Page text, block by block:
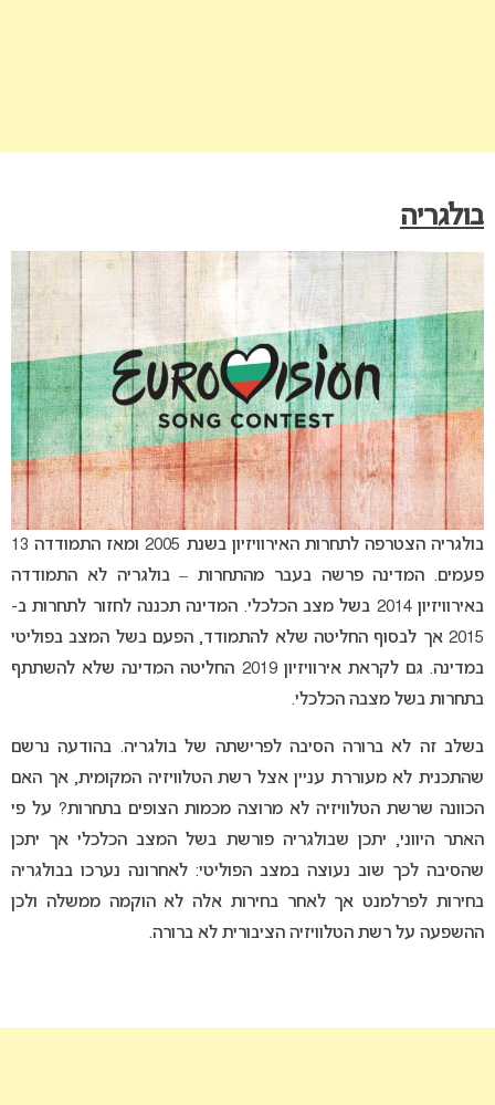
בולגריה
בולגריה הצטרפה לתחרות האירוויזיון בשנת 2005 ומאז התמודדה 13
פעמים. המדינה פרשה בעבר מהתחרות – בולגריה לא התמודדה
באירוויזיון 2014 בשל מצב הכלכלי. המדינה תכננה לחזור לתחרות ב-
2015 אך לבסוף החליטה שלא להתמודד, הפעם בשל המצב בפוליטי
במדינה. גם לקראת אירוויזיון 2019 החליטה המדינה שלא להשתתף
בתחרות בשל מצבה הכלכלי.
בשלב זה לא ברורה הסיבה לפרישתה של בולגריה. בהודעה נרשם
שהתכנית לא מעוררת עניין אצל רשת הטלוויזיה המקומית, אך האם
הכוונה שרשת הטלוויזיה לא מרוצה מכמות הצופים בתחרות? על פי
האתר היווני, יתכן שבולגריה פורשת בשל המצב הכלכלי אך יתכן
שהסיבה לכך שוב נעוצה במצב הפוליטי: לאחרונה נערכו בבולגריה
בחירות לפרלמנט אך לאחר בחירות אלה לא הוקמה ממשלה ולכן
ההשפעה על רשת הטלוויזיה הציבורית לא ברורה.